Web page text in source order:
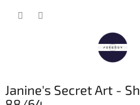
Janine's Secret Art -